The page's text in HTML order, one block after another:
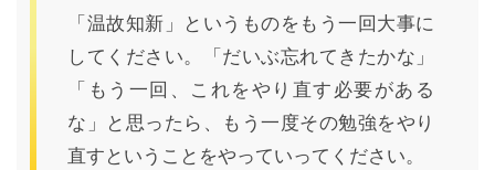
「温故知新」というものをもう一回大事に
してください。「だいぶ忘れてきたかな」
「もう一回、これをやり直す必要がある
な」と思ったら、もう一度その勉強をやり
直すということをやっていってください。